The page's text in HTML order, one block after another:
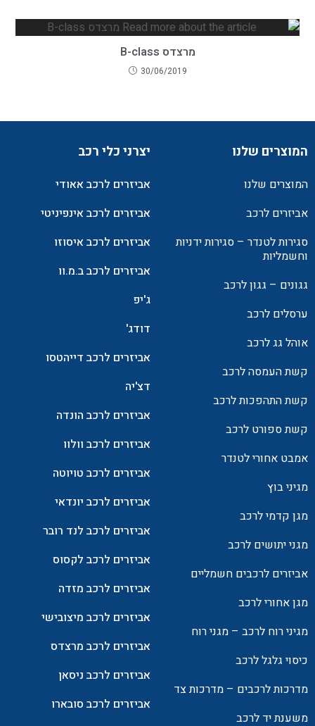
מרצדס B-class
30/06/2019
המוצרים שלנו
המוצרים שלנו
אביזרים לרכב
סגירות לטנדר – סגירות ידניות
וחשמליות
גגונים – גגון לרכב
ערסלים לרכב
אוהל גג לרכב
קשת העמסה לרכב
קשת התהפכות לרכב
קשת ספורט לרכב
אמבט אחורי לטנדר
מגיני בוץ
מגן קדמי לרכב
מגני יתושים לרכב
אביזרים לרכבים חשמליים
מגן אחורי לרכב
מגיני רוח לרכב – מגני רוח
כיסוי גלגל לרכב
מדרכות לרכבים – מדרכות צד
משענת יד לרכב
יצרני כלי רכב
אביזרים לרכב אאודי
אביזרים לרכב אינפיניטי
אביזרים לרכב איסוזו
אביזרים לרכב ב.מ.וו
ג'יפ
דודג'
אביזרים לרכב דייהטסו
דצ'יה
אביזרים לרכב הונדה
אביזרים לרכב וולוו
אביזרים לרכב טויוטה
אביזרים לרכב יונדאי
אביזרים לרכב לנד רובר
אביזרים לרכב לקסוס
אביזרים לרכב מזדה
אביזרים לרכב מיצובישי
אביזרים לרכב מרצדס
אביזרים לרכב ניסאן
אביזרים לרכב סובארו